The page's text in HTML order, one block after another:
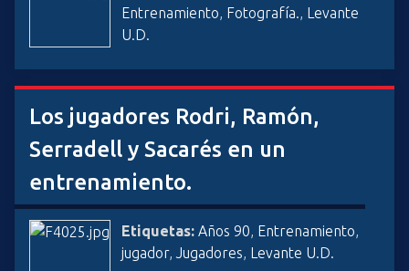
Entrenamiento, Fotografía., Levante
U.D.
Los jugadores Rodri, Ramón,
Serradell y Sacarés en un
entrenamiento.
Etiquetas: Años 90, Entrenamiento,
jugador, Jugadores, Levante U.D.